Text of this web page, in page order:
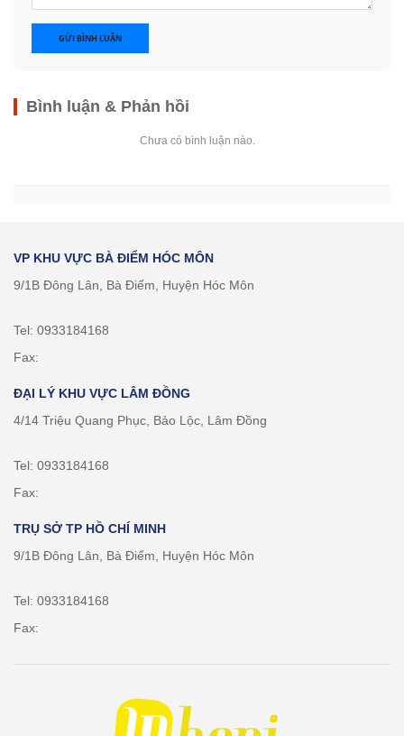
GỬI BÌNH LUẬN
Bình luận & Phản hồi
Chưa có bình luận nào.
VP KHU VỰC BÀ ĐIỂM HÓC MÔN
9/1B Đông Lân, Bà Điểm, Huyện Hóc Môn
Tel: 0933184168
Fax:
ĐẠI LÝ KHU VỰC LÂM ĐỒNG
4/14 Triệu Quang Phục, Bảo Lộc, Lâm Đồng
Tel: 0933184168
Fax:
TRỤ SỞ TP HỒ CHÍ MINH
9/1B Đông Lân, Bà Điểm, Huyện Hóc Môn
Tel: 0933184168
Fax: